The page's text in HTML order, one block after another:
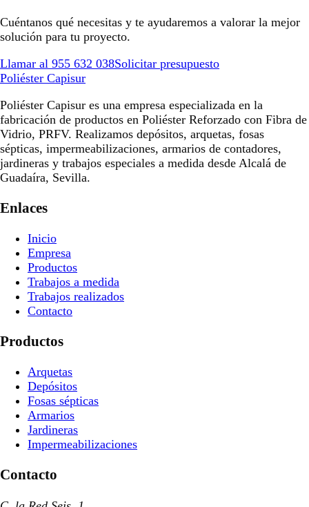
Cuéntanos qué necesitas y te ayudaremos a valorar la mejor
solución para tu proyecto.
Llamar al 955 632 038Solicitar presupuesto
Poliéster Capisur
Poliéster Capisur es una empresa especializada en la
fabricación de productos en Poliéster Reforzado con Fibra de
Vidrio, PRFV. Realizamos depósitos, arquetas, fosas
sépticas, impermeabilizaciones, armarios de contadores,
jardineras y trabajos especiales a medida desde Alcalá de
Guadaíra, Sevilla.
Enlaces
Inicio
Empresa
Productos
Trabajos a medida
Trabajos realizados
Contacto
Productos
Arquetas
Depósitos
Fosas sépticas
Armarios
Jardineras
Impermeabilizaciones
Contacto